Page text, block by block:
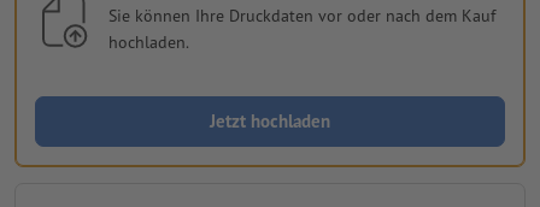
Sie können Ihre Druckdaten vor oder nach dem Kauf
hochladen.
Jetzt hochladen